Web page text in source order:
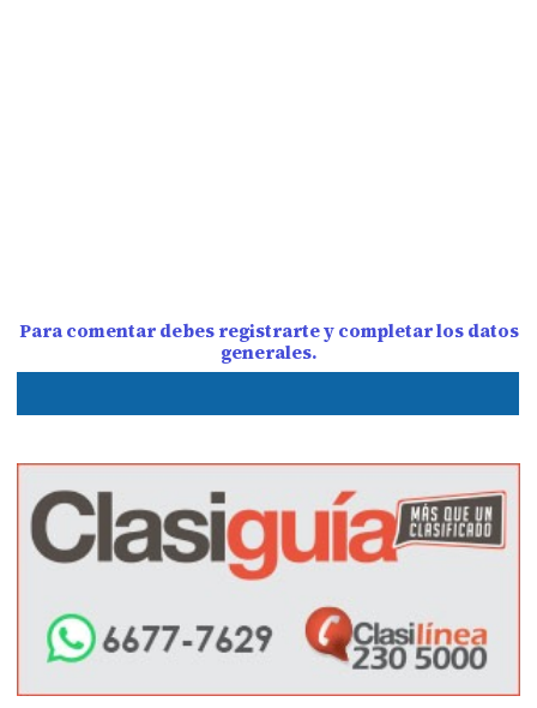
Para comentar debes registrarte y completar los datos
generales.